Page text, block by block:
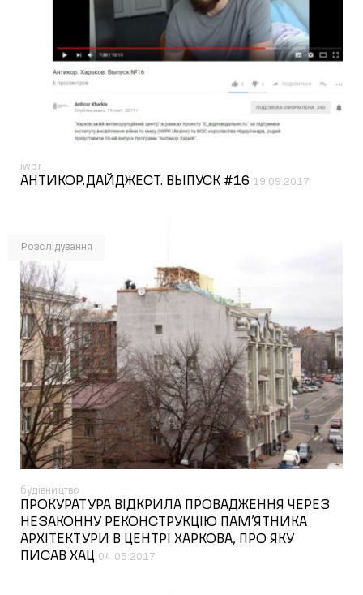
iwpr
АНТИКОР.ДАЙДЖЕСТ. ВЫПУСК #16 19.09.2017
Розслідування
будівництво
ПРОКУРАТУРА ВІДКРИЛА ПРОВАДЖЕННЯ ЧЕРЕЗ
НЕЗАКОННУ РЕКОНСТРУКЦІЮ ПАМ’ЯТНИКА
АРХІТЕКТУРИ В ЦЕНТРІ ХАРКОВА, ПРО ЯКУ
ПИСАВ ХАЦ 04.05.2017